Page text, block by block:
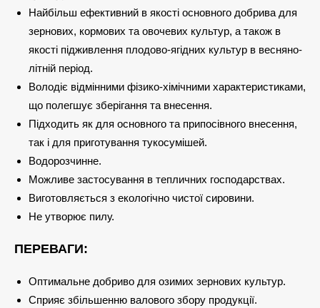
Найбільш ефективний в якості основного добрива для
зернових, кормових та овочевих культур, а також в
якості підживлення плодово-ягідних культур в весняно-
літній період.
Володіє відмінними фізико-хімічними характеристиками,
що полегшує зберігання та внесення.
Підходить як для основного та припосівного внесення,
так і для приготування тукосумішей.
Водорозчинне.
Можливе застосування в тепличних господарствах.
Виготовляється з екологічно чистої сировини.
Не утворює пилу.
ПЕРЕВАГИ:
Оптимальне добриво для озимих зернових культур.
Сприяє збільшенню валового збору продукції.